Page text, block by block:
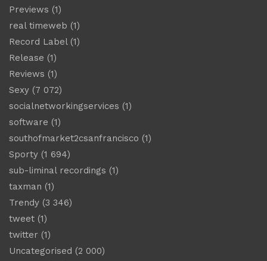
Previews (1)
real timeweb (1)
Record Label(1)
Release (1)
Reviews (1)
Sexy (7 072)
socialnetworkingservices (1)
software (1)
southofmarket2csanfrancisco (1)
Sporty (1 694)
sub-liminal recordings (1)
taxman (1)
Trendy (3 346)
tweet (1)
twitter (1)
Uncategorised (2 000)